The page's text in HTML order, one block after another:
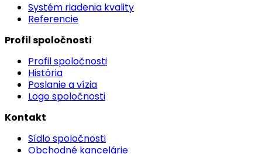
Systém riadenia kvality
Referencie
Profil spoločnosti
Profil spoločnosti
História
Poslanie a vízia
Logo spoločnosti
Kontakt
Sídlo spoločnosti
Obchodné kancelárie